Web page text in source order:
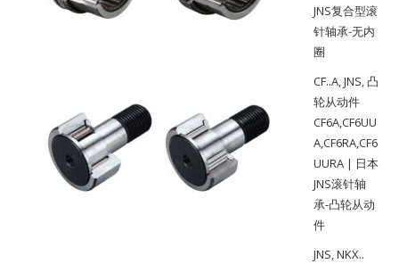
JNS复合型滚
针轴承-无内
圈
CF..A,JNS, 凸
轮从动件
CF6A,CF6UU
A,CF6RA,CF6
UURA | 日本
JNS滚针轴
承-凸轮从动
件
JNS,NKX..